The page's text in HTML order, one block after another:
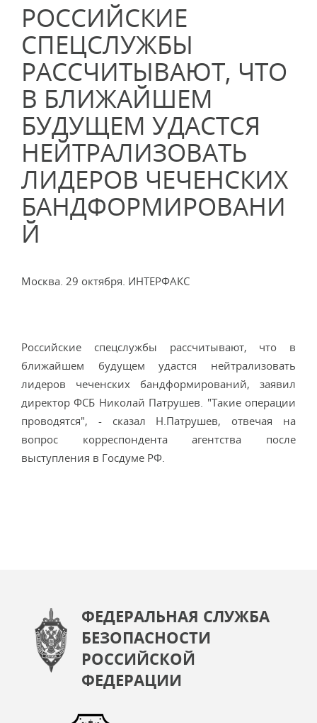
РОССИЙСКИЕ
СПЕЦСЛУЖБЫ
РАССЧИТЫВАЮТ, ЧТО
В БЛИЖАЙШЕМ
БУДУЩЕМ УДАСТСЯ
НЕЙТРАЛИЗОВАТЬ
ЛИДЕРОВ ЧЕЧЕНСКИХ
БАНДФОРМИРОВАНИ
Й
Москва. 29 октября. ИНТЕРФАКС
Российские спецслужбы рассчитывают, что в
ближайшем будущем удастся нейтрализовать
лидеров чеченских бандформирований, заявил
директор ФСБ Николай Патрушев. "Такие операции
проводятся", - сказал Н.Патрушев, отвечая на
вопрос корреспондента агентства после
выступления в Госдуме РФ.
ФЕДЕРАЛЬНАЯ СЛУЖБА
БЕЗОПАСНОСТИ
РОССИЙСКОЙ
ФЕДЕРАЦИИ